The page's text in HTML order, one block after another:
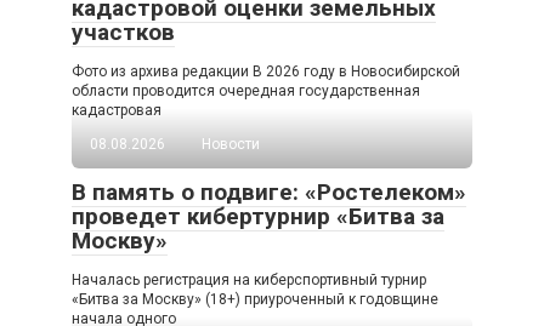
кадастровой оценки земельных
участков
Фото из архива редакции В 2026 году в Новосибирской
области проводится очередная государственная
кадастровая
08.08.2026
Новости
В память о подвиге: «Ростелеком»
проведет кибертурнир «Битва за
Москву»
Началась регистрация на киберспортивный турнир
«Битва за Москву» (18+) приуроченный к годовщине
начала одного